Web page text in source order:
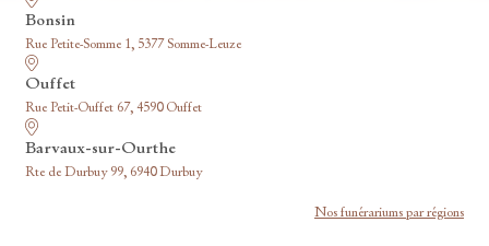
Bonsin
Rue Petite-Somme 1, 5377 Somme-Leuze
Ouffet
Rue Petit-Ouffet 67, 4590 Ouffet
Barvaux-sur-Ourthe
Rte de Durbuy 99, 6940 Durbuy
Nos funérariums par régions